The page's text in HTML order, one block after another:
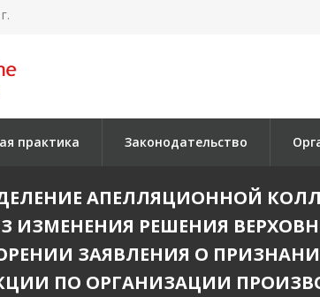
практика Законодательство
АПЕЛЛЯЦИОННОЙ
ИЗМЕНЕНИЯ РЕШЕНИЯ
ЗАЯВЛЕНИЯ О
ПО ОРГАНИЗАЦИИ